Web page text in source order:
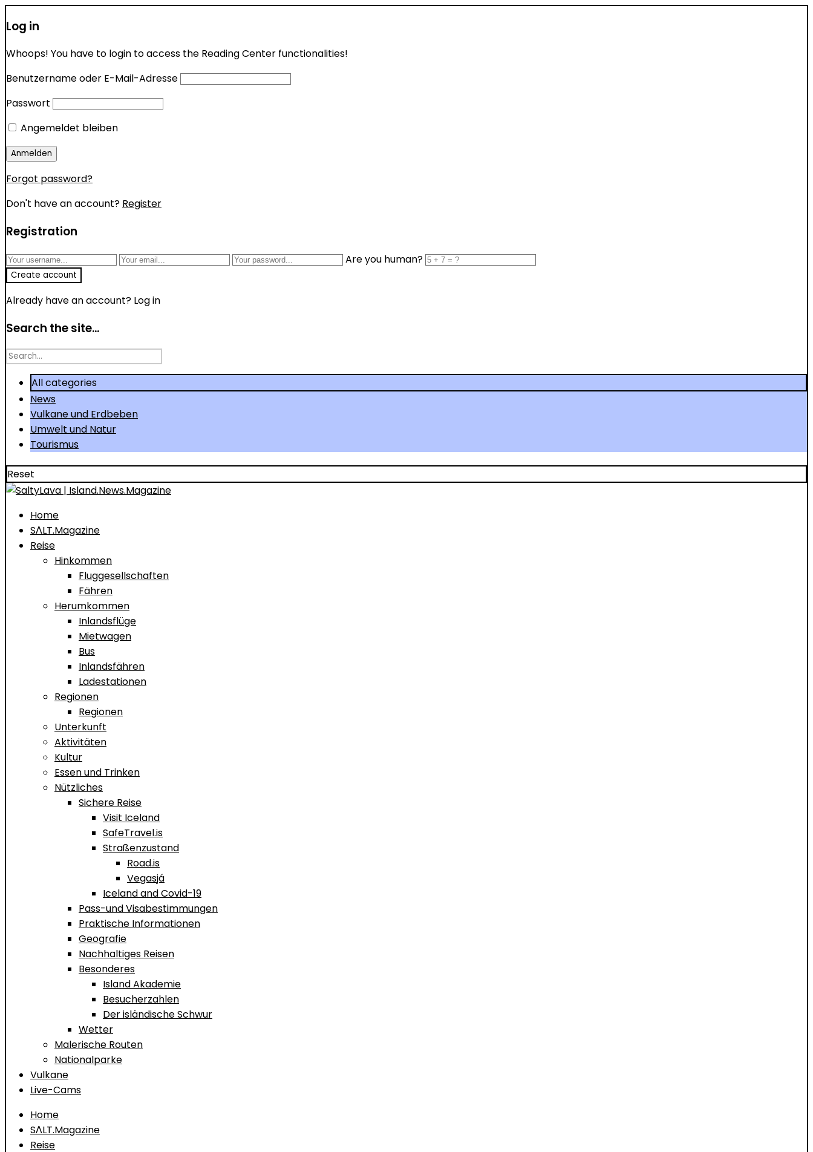
Log in
Whoops! You have to login to access the Reading Center functionalities!
Benutzername oder E-Mail-Adresse
Passwort
Angemeldet bleiben
Forgot password?
Don't have an account? Register
Registration
Are you human?
Already have an account? Log in
Search the site...
Search
All categories
News
Vulkane und Erdbeben
Umwelt und Natur
Tourismus
Reset
Home
SΛLT.Magazine
Reise
Hinkommen
Fluggesellschaften
Fähren
Herumkommen
Inlandsflüge
Mietwagen
Bus
Inlandsfähren
Ladestationen
Regionen
Regionen
Unterkunft
Aktivitäten
Kultur
Essen und Trinken
Nützliches
Sichere Reise
Visit Iceland
SafeTravel.is
Straßenzustand
Road.is
Vegasjá
Iceland and Covid-19
Pass-und Visabestimmungen
Praktische Informationen
Geografie
Nachhaltiges Reisen
Besonderes
Island Akademie
Besucherzahlen
Der isländische Schwur
Wetter
Malerische Routen
Nationalparke
Vulkane
Live-Cams
Home
SΛLT.Magazine
Reise